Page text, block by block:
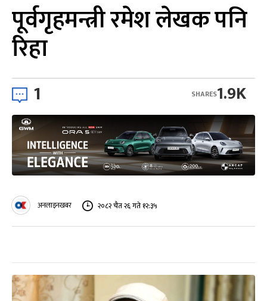
पूर्वगृहमन्त्री रमेश लेखक पनि
रिहा
1 1.9K
SHARES
अनलाइनखबर २०८२ चैत २६ गते १२:३५